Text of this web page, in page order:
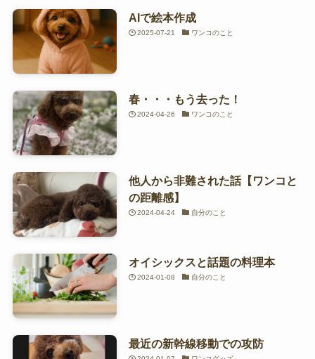
AIで絵本作成
2025-07-21 ワンコのこと
春・・・もう去った！
2024-04-26 ワンコのこと
他人から非難された話【ワンコと
の距離感】
2024-04-24 自分のこと
オイシックスと話題の料理本
2024-01-08 自分のこと
最近の新幹線移動での攻防